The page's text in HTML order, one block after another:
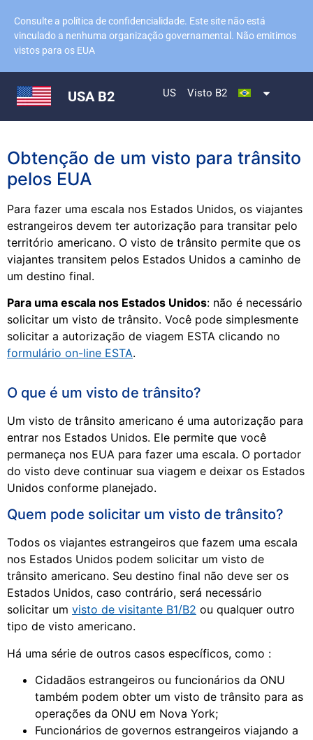
Consulte a política de confidencialidade. Este site não está
vinculado a nenhuma organização governamental. Não emitimos
vistos para os EUA
USA B2 US Visto B2
Obtenção de um visto para trânsito
pelos EUA
Para fazer uma escala nos Estados Unidos, os viajantes
estrangeiros devem ter autorização para transitar pelo
território americano. O visto de trânsito permite que os
viajantes transitem pelos Estados Unidos a caminho de
um destino final.
Para uma escala nos Estados Unidos: não é necessário
solicitar um visto de trânsito. Você pode simplesmente
solicitar a autorização de viagem ESTA clicando no
formulário on-line ESTA.
O que é um visto de trânsito?
Um visto de trânsito americano é uma autorização para
entrar nos Estados Unidos. Ele permite que você
permaneça nos EUA para fazer uma escala. O portador
do visto deve continuar sua viagem e deixar os Estados
Unidos conforme planejado.
Quem pode solicitar um visto de trânsito?
Todos os viajantes estrangeiros que fazem uma escala
nos Estados Unidos podem solicitar um visto de
trânsito americano. Seu destino final não deve ser os
Estados Unidos, caso contrário, será necessário
solicitar um visto de visitante B1/B2 ou qualquer outro
tipo de visto americano.
Há uma série de outros casos específicos, como :
Cidadãos estrangeiros ou funcionários da ONU
também podem obter um visto de trânsito para as
operações da ONU em Nova York;
Funcionários de governos estrangeiros viajando a